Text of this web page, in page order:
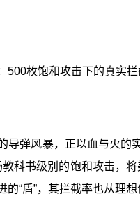
500枚饱和攻击下的真实
导弹风暴，正以血与火的
科书级别的饱和攻击，
“盾”，其拦截率也从理想